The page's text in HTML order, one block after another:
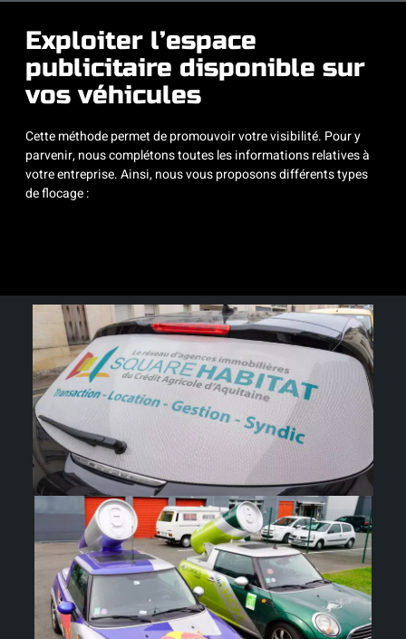
Exploiter l’espace
publicitaire disponible sur
vos véhicules
Cette méthode permet de promouvoir votre visibilité. Pour y
parvenir, nous complétons toutes les informations relatives à
votre entreprise. Ainsi, nous vous proposons différents types
de flocage :